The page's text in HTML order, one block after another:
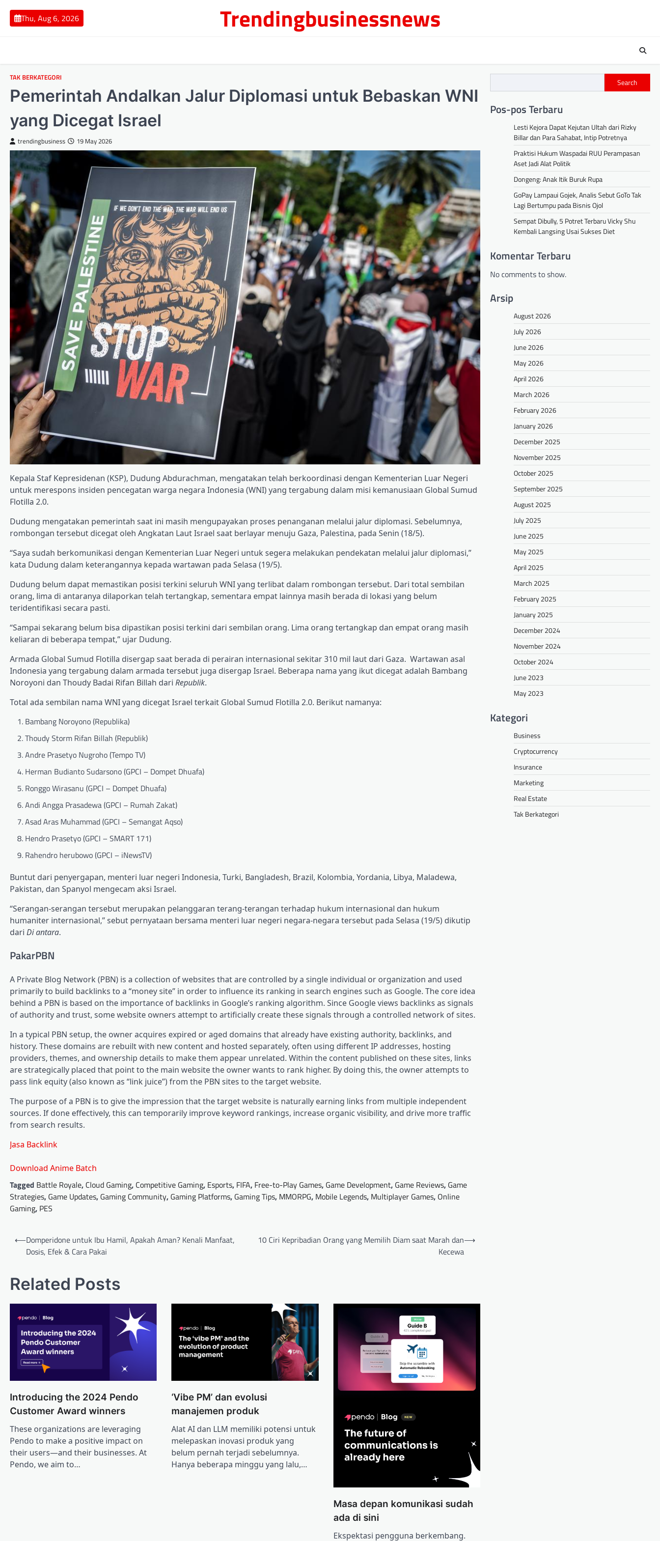
content
Thu, Aug 6, 2026 Trendingbusinessnews
TAK BERKATEGORI
Pemerintah Andalkan Jalur Diplomasi untuk Bebaskan WNI
yang Dicegat Israel
trendingbusiness 19 May 2026
Kepala Staf Kepresidenan (KSP), Dudung Abdurachman, mengatakan telah berkoordinasi dengan Kementerian Luar Negeri
untuk merespons insiden pencegatan warga negara Indonesia (WNI) yang tergabung dalam misi kemanusiaan Global Sumud
Flotilla 2.0.
Dudung mengatakan pemerintah saat ini masih mengupayakan proses penanganan melalui jalur diplomasi. Sebelumnya,
rombongan tersebut dicegat oleh Angkatan Laut Israel saat berlayar menuju Gaza, Palestina, pada Senin (18/5).
“Saya sudah berkomunikasi dengan Kementerian Luar Negeri untuk segera melakukan pendekatan melalui jalur diplomasi,”
kata Dudung dalam keterangannya kepada wartawan pada Selasa (19/5).
Dudung belum dapat memastikan posisi terkini seluruh WNI yang terlibat dalam rombongan tersebut. Dari total sembilan
orang, lima di antaranya dilaporkan telah tertangkap, sementara empat lainnya masih berada di lokasi yang belum
teridentifikasi secara pasti.
“Sampai sekarang belum bisa dipastikan posisi terkini dari sembilan orang. Lima orang tertangkap dan empat orang masih
keliaran di beberapa tempat,” ujar Dudung.
Armada Global Sumud Flotilla disergap saat berada di perairan internasional sekitar 310 mil laut dari Gaza. Wartawan asal
Indonesia yang tergabung dalam armada tersebut juga disergap Israel. Beberapa nama yang ikut dicegat adalah Bambang
Noroyoni dan Thoudy Badai Rifan Billah dari Republik.
Total ada sembilan nama WNI yang dicegat Israel terkait Global Sumud Flotilla 2.0. Berikut namanya:
Bambang Noroyono (Republika)
Thoudy Storm Rifan Billah (Republik)
Andre Prasetyo Nugroho (Tempo TV)
Herman Budianto Sudarsono (GPCI – Dompet Dhuafa)
Ronggo Wirasanu (GPCI – Dompet Dhuafa)
Andi Angga Prasadewa (GPCI – Rumah Zakat)
Asad Aras Muhammad (GPCI – Semangat Aqso)
Hendro Prasetyo (GPCI – SMART 171)
Rahendro herubowo (GPCI – iNewsTV)
Buntut dari penyergapan, menteri luar negeri Indonesia, Turki, Bangladesh, Brazil, Kolombia, Yordania, Libya, Maladewa,
Pakistan, dan Spanyol mengecam aksi Israel.
“Serangan-serangan tersebut merupakan pelanggaran terang-terangan terhadap hukum internasional dan hukum
humaniter internasional,” sebut pernyataan bersama menteri luar negeri negara-negara tersebut pada Selasa (19/5) dikutip
dari Di antara.
PakarPBN
A Private Blog Network (PBN) is a collection of websites that are controlled by a single individual or organization and used
primarily to build backlinks to a “money site” in order to influence its ranking in search engines such as Google. The core idea
behind a PBN is based on the importance of backlinks in Google’s ranking algorithm. Since Google views backlinks as signals
of authority and trust, some website owners attempt to artificially create these signals through a controlled network of sites.
In a typical PBN setup, the owner acquires expired or aged domains that already have existing authority, backlinks, and
history. These domains are rebuilt with new content and hosted separately, often using different IP addresses, hosting
providers, themes, and ownership details to make them appear unrelated. Within the content published on these sites, links
are strategically placed that point to the main website the owner wants to rank higher. By doing this, the owner attempts to
pass link equity (also known as “link juice”) from the PBN sites to the target website.
The purpose of a PBN is to give the impression that the target website is naturally earning links from multiple independent
sources. If done effectively, this can temporarily improve keyword rankings, increase organic visibility, and drive more traffic
from search results.
Jasa Backlink
Download Anime Batch
Tagged Battle Royale, Cloud Gaming, Competitive Gaming, Esports, FIFA, Free-to-Play Games, Game Development, Game Reviews, Game
Strategies, Game Updates, Gaming Community, Gaming Platforms, Gaming Tips, MMORPG, Mobile Legends, Multiplayer Games, Online
Gaming, PES
Post
navigation
⟵Domperidone untuk Ibu Hamil, Apakah Aman? Kenali Manfaat,
Dosis, Efek & Cara Pakai
10 Ciri Kepribadian Orang yang Memilih Diam saat Marah dan
Kecewa
⟶
Related Posts
Introducing the 2024 Pendo
Customer Award winners
These organizations are leveraging
Pendo to make a positive impact on
their users—and their businesses. At
Pendo, we aim to…
‘Vibe PM’ dan evolusi
manajemen produk
Alat AI dan LLM memiliki potensi untuk
melepaskan inovasi produk yang
belum pernah terjadi sebelumnya.
Hanya beberapa minggu yang lalu,…
Masa depan komunikasi sudah
ada di sini
Ekspektasi pengguna berkembang.
Search
Pos-pos Terbaru
Lesti Kejora Dapat Kejutan Ultah dari Rizky
Billar dan Para Sahabat, Intip Potretnya
Praktisi Hukum Waspadai RUU Perampasan
Aset Jadi Alat Politik
Dongeng: Anak Itik Buruk Rupa
GoPay Lampaui Gojek, Analis Sebut GoTo Tak
Lagi Bertumpu pada Bisnis Ojol
Sempat Dibully, 5 Potret Terbaru Vicky Shu
Kembali Langsing Usai Sukses Diet
Komentar Terbaru
No comments to show.
Arsip
August 2026
July 2026
June 2026
May 2026
April 2026
March 2026
February 2026
January 2026
December 2025
November 2025
October 2025
September 2025
August 2025
July 2025
June 2025
May 2025
April 2025
March 2025
February 2025
January 2025
December 2024
November 2024
October 2024
June 2023
May 2023
Kategori
Business
Cryptocurrency
Insurance
Marketing
Real Estate
Tak Berkategori